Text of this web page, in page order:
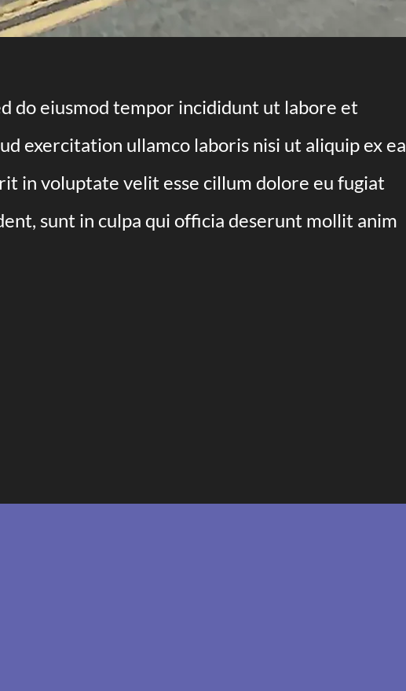
do eiusmod tempor incididunt ut labore et
exercitation ullamco laboris nisi ut aliquip ex ea
in voluptate velit esse cillum dolore eu fugiat
sunt in culpa qui officia deserunt mollit anim